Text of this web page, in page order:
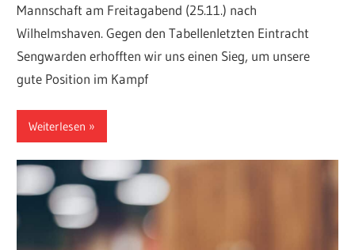
Mannschaft am Freitagabend (25.11.) nach
Wilhelmshaven. Gegen den Tabellenletzten Eintracht
Sengwarden erhofften wir uns einen Sieg, um unsere
gute Position im Kampf
Weiterlesen